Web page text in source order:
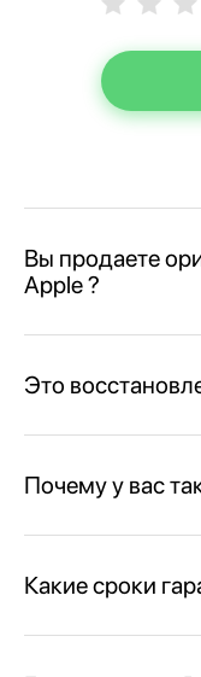
Вы продаете
Apple ?
Это
Почему у вас
Какие сроки